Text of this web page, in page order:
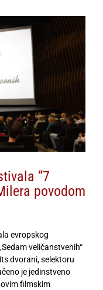
“7
povodom
evropskog
veličanstvenih“
dvorani, selektoru
je jedinstveno
filmskim